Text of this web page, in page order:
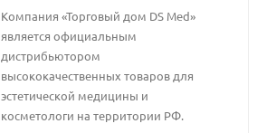
Компания «Торговый дом DS Med»
является официальным
дистрибьютором
высококачественных товаров для
эстетической медицины и
косметологи на территории РФ.